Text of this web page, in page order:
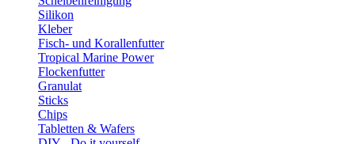
Silikon
Kleber
Fisch- und Korallenfutter
Tropical Marine Power
Flockenfutter
Granulat
Sticks
Chips
Tabletten & Wafers